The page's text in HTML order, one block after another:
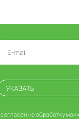
УКАЗАТЬ
на обработку